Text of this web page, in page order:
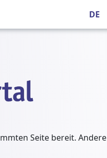
DE
Seite bereit. Andere